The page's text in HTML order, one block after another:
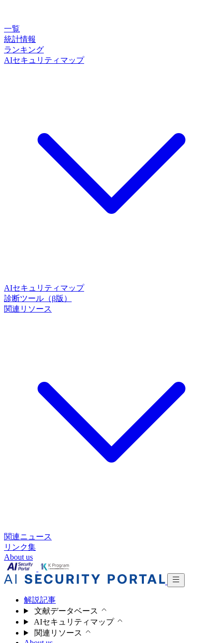
一覧
統計情報
ランキング
AIセキュリティマップ
AIセキュリティマップ
診断ツール（β版）
関連リソース
関連ニュース
リンク集
About us
解説記事
文献データベース
AIセキュリティマップ
関連リソース